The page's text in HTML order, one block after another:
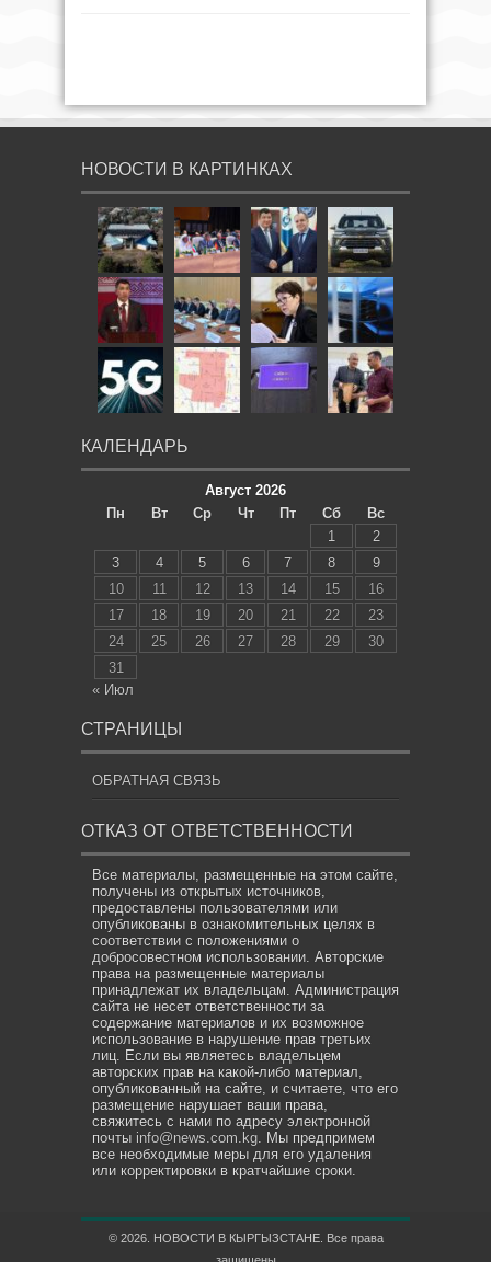
НОВОСТИ В КАРТИНКАХ
КАЛЕНДАРЬ
Август 2026
Пн
Вт Ср Чт Пт Сб
Вс
1
2
3
4 5 6 7 8
9
10
11 12 13 14 15
16
17
18 19 20 21 22
23
24
25 26 27 28 29
30
31
« Июл
СТРАНИЦЫ
ОБРАТНАЯ СВЯЗЬ
ОТКАЗ ОТ ОТВЕТСТВЕННОСТИ
Все материалы, размещенные на этом сайте,
получены из открытых источников,
предоставлены пользователями или
опубликованы в ознакомительных целях в
соответствии с положениями о
добросовестном использовании. Авторские
права на размещенные материалы
принадлежат их владельцам. Администрация
сайта не несет ответственности за
содержание материалов и их возможное
использование в нарушение прав третьих
лиц. Если вы являетесь владельцем
авторских прав на какой-либо материал,
опубликованный на сайте, и считаете, что его
размещение нарушает ваши права,
свяжитесь с нами по адресу электронной
почты info@news.com.kg. Мы предпримем
все необходимые меры для его удаления
или корректировки в кратчайшие сроки.
© 2026. НОВОСТИ В КЫРГЫЗСТАНЕ. Все права